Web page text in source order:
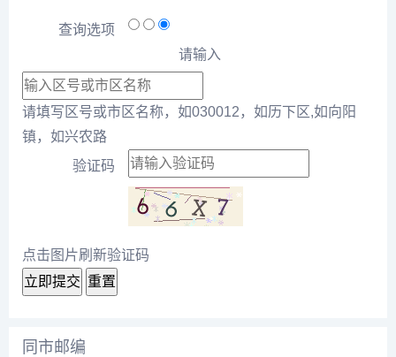
查询选项
请输入
请填写区号或市区名称，如030012，如历下区,如向阳
镇，如兴农路
验证码
点击图片刷新验证码
立即提交 重置
同市邮编